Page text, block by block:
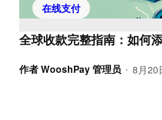
在线支付
全球收款完整指南：如何
作者WooshPay 管理员 • 8月20